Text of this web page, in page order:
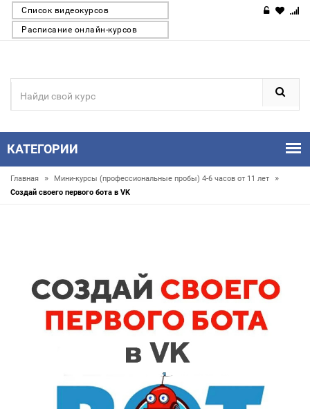
Список видеокурсов
Расписание онлайн-курсов
КАТЕГОРИИ
Главная » Мини-курсы (профессиональные пробы) 4-6 часов от 11 лет »
Создай своего первого бота в VK